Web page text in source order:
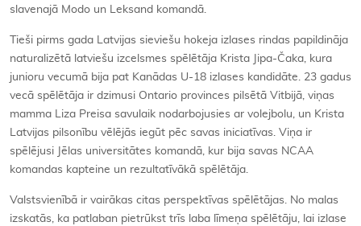
slavenajā Modo un Leksand komandā.
Tieši pirms gada Latvijas sieviešu hokeja izlases rindas papildināja
naturalizētā latviešu izcelsmes spēlētāja Krista Jipa-Čaka, kura
junioru vecumā bija pat Kanādas U-18 izlases kandidāte. 23 gadus
vecā spēlētāja ir dzimusi Ontario provinces pilsētā Vitbijā, viņas
mamma Liza Preisa savulaik nodarbojusies ar volejbolu, un Krista
Latvijas pilsonību vēlējās iegūt pēc savas iniciatīvas. Viņa ir
spēlējusi Jēlas universitātes komandā, kur bija savas NCAA
komandas kapteine un rezultatīvākā spēlētāja.
Valstsvienībā ir vairākas citas perspektīvas spēlētājas. No malas
izskatās, ka patlaban pietrūkst trīs laba līmeņa spēlētāju, lai izlase